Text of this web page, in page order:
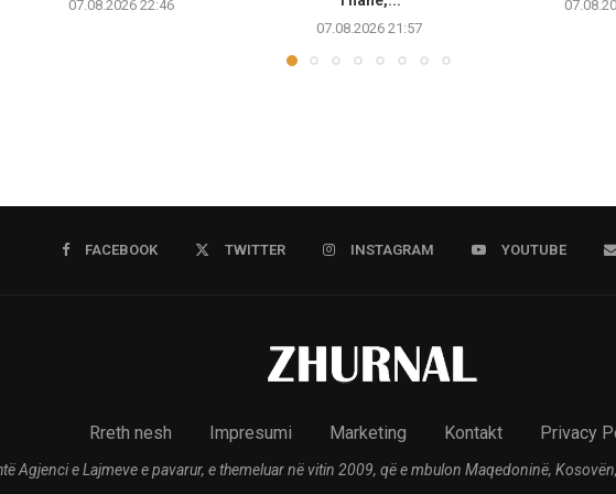
07.08.2026 22:46
07.08.2026 21:57
FACEBOOK TWITTER INSTAGRAM YOUTUBE
Rreth nesh Impresumi Marketing Kontakt Privacy
Agjenci e Lajmeve e pavarur, e themeluar në vitin 2009, që e mbulon Maqedoninë,